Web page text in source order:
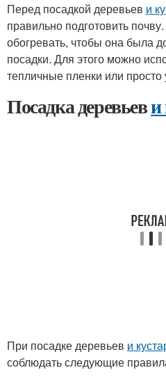
Перед посадкой деревьев и
правильно подготовить
обогревать, чтобы она была
посадки. Для этого можно
тепличные пленки или
Посадка деревьеви
При посадке деревьев и
соблюдать следующие